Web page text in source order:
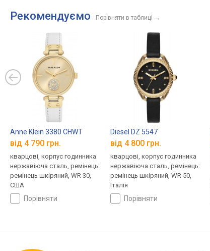
Рекомендуємо Порівняти в таблиці →
Anne Klein 3380 CHWT
від 4 790 грн.
кварцові, корпус годинника
нержавіюча сталь, ремінець:
ремінець шкіряний, WR 30,
США
порівняти
Diesel DZ 5547
від 4 800 грн.
кварцові, корпус годинника
нержавіюча сталь, ремінець:
ремінець шкіряний, WR 50,
Італія
порівняти